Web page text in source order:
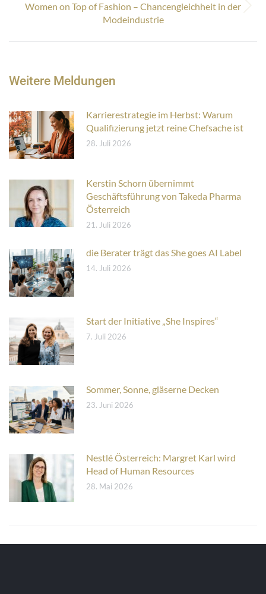
Nächster
Beitrag:
Women on Top of Fashion – Chancengleichheit in der
Modeindustrie
Weitere Meldungen
Karrierestrategie im Herbst: Warum
Qualifizierung jetzt reine Chefsache ist
28. Juli 2026
Kerstin Schorn übernimmt
Geschäftsführung von Takeda Pharma
Österreich
21. Juli 2026
die Berater trägt das She goes AI Label
14. Juli 2026
Start der Initiative „She Inspires“
7. Juli 2026
Sommer, Sonne, gläserne Decken
23. Juni 2026
Nestlé Österreich: Margret Karl wird
Head of Human Resources
28. Mai 2026